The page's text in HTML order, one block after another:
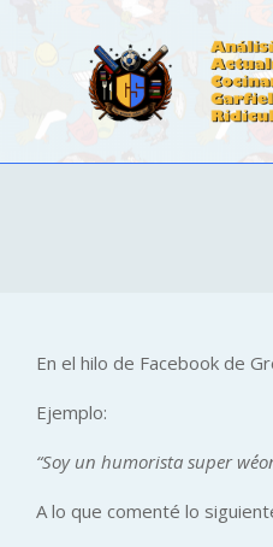
En el hilo de Facebook de
Ejemplo:
“Soy un humorista super
A lo que comenté lo